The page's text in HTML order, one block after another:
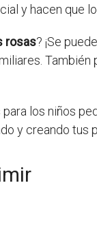
y hacen que
rosas? ¡Se
los niños
y creando tus